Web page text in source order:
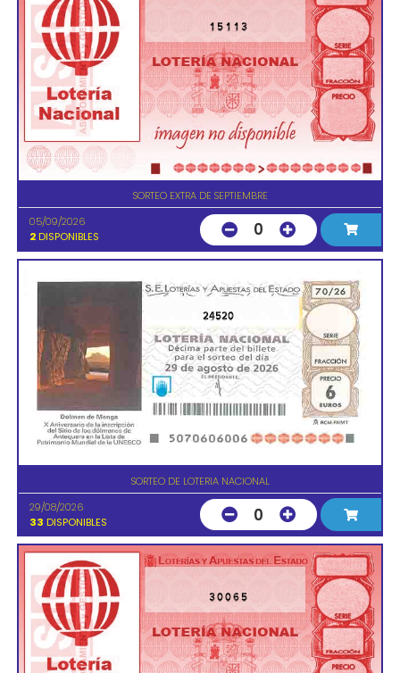
15113
SORTEO EXTRA DE SEPTIEMBRE
05/09/2026
2 DISPONIBLES 0
24520
SORTEO DE LOTERIA NACIONAL
29/08/2026
33 DISPONIBLES 0
30065